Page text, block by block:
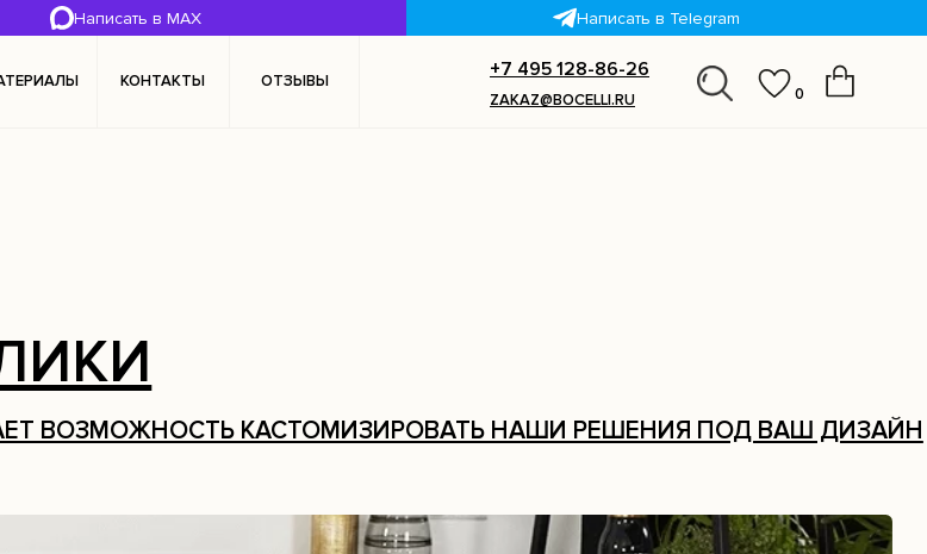
Написать в Telegram
Написать в MAX
КОНТАКТЫ
0
+7 495 128-86-26
ZAKAZ@BOCELLI.RU
ОТЗЫВЫ
ВОЗМОЖНОСТЬ КАСТОМИЗИРОВАТЬ НАШИ РЕШЕНИЯ ПОД ВАШ ДИЗАЙН